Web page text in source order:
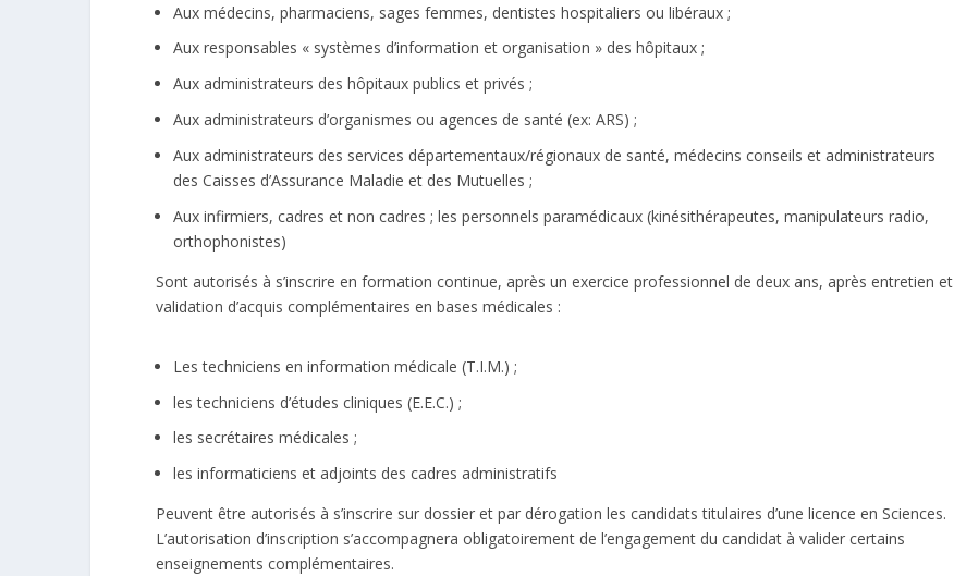
Aux médecins, pharmaciens, sages femmes, dentistes hospitaliers ou libéraux ;
Aux responsables « systèmes d’information et organisation » des hôpitaux ;
Aux administrateurs des hôpitaux publics et privés ;
Aux administrateurs d’organismes ou agences de santé (ex: ARS) ;
Aux administrateurs des services départementaux/régionaux de santé, médecins conseils et administrateurs
des Caisses d’Assurance Maladie et des Mutuelles ;
Aux infirmiers, cadres et non cadres ; les personnels paramédicaux (kinésithérapeutes, manipulateurs radio,
orthophonistes)
Sont autorisés à s’inscrire en formation continue, après un exercice professionnel de deux ans, après entretien et
validation d’acquis complémentaires en bases médicales :
Les techniciens en information médicale (T.I.M.) ;
les techniciens d’études cliniques (E.E.C.) ;
les secrétaires médicales ;
les informaticiens et adjoints des cadres administratifs
Peuvent être autorisés à s’inscrire sur dossier et par dérogation les candidats titulaires d’une licence en Sciences.
L’autorisation d’inscription s’accompagnera obligatoirement de l’engagement du candidat à valider certains
enseignements complémentaires.